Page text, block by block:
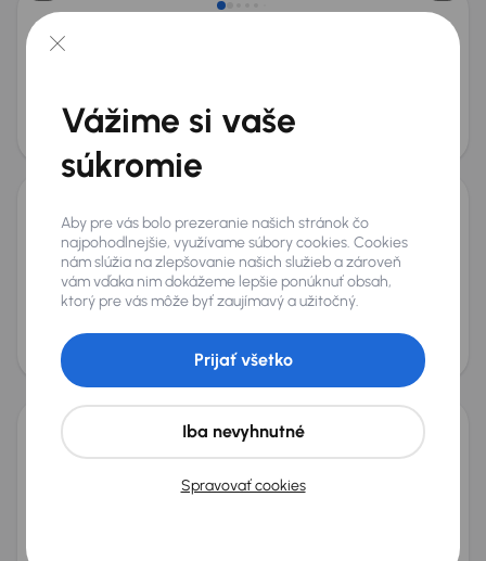
Opel Insignia
Mesačná splátka
od 10 €
Opel Insignia
2016 174 532 kmAutomatDiesel 2.0 CDTI125 kW 4x4
Servisná knižka Kúpené nové v SR 2.0 CDTI
4x4
+7 ďalších
od 26 €
Opel Insignia
Automat Benzín1.5 Turbo
Vážime si vaše
súkromie
Aby pre vás bolo prezeranie našich stránok čo
najpohodlnejšie, využívame súbory cookies. Cookies
nám slúžia na zlepšovanie našich služieb a zároveň
vám vďaka nim dokážeme lepšie ponúknuť obsah,
ktorý pre vás môže byť zaujímavý a užitočný.
Spravovať cookies
Iba nevyhnutné
Prijať všetko